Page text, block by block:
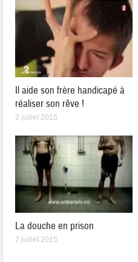
Il aide son frère handicapé à
réaliser son rêve !
2 juillet 2015
La douche en prison
2 juillet 2015